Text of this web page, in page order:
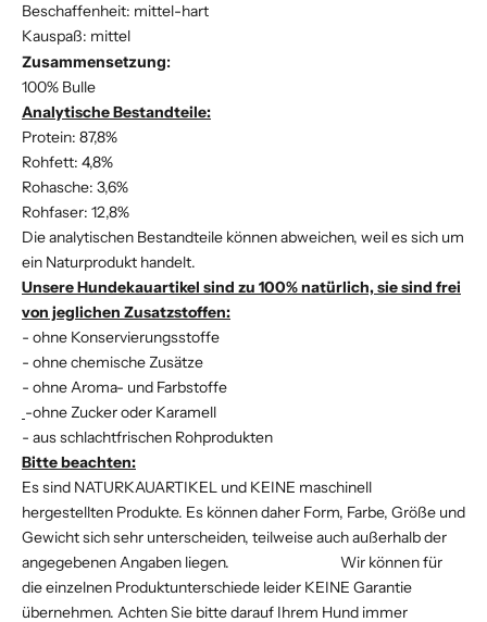
Beschaffenheit: mittel-hart
Kauspaß: mittel
Zusammensetzung:
100% Bulle
Analytische Bestandteile:
Protein: 87,8%
Rohfett: 4,8%
Rohasche: 3,6%
Rohfaser: 12,8%
Die analytischen Bestandteile können abweichen, weil es sich um
ein Naturprodukt handelt.
Unsere Hundekauartikel sind zu 100% natürlich, sie sind frei
von jeglichen Zusatzstoffen:
- ohne Konservierungsstoffe
- ohne chemische Zusätze
- ohne Aroma- und Farbstoffe
-ohne Zucker oder Karamell
- aus schlachtfrischen Rohprodukten
Bitte beachten:
Es sind NATURKAUARTIKEL und KEINE maschinell
hergestellten Produkte. Es können daher Form, Farbe, Größe und
Gewicht sich sehr unterscheiden, teilweise auch außerhalb der
angegebenen Angaben liegen. Wir können für
die einzelnen Produktunterschiede leider KEINE Garantie
übernehmen. Achten Sie bitte darauf Ihrem Hund immer